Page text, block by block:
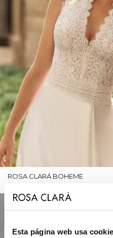
Esta página web usa
ROSA CLARÁ BOHEME